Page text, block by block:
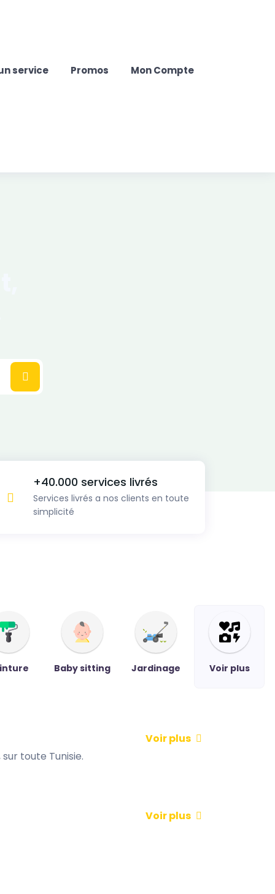
service Promos Mon Compte
+40.000 services livrés
Services livrés a nos clients en toute
simplicité
Baby sitting Jardinage Voir plus
Voir plus
toute Tunisie.
Voir plus